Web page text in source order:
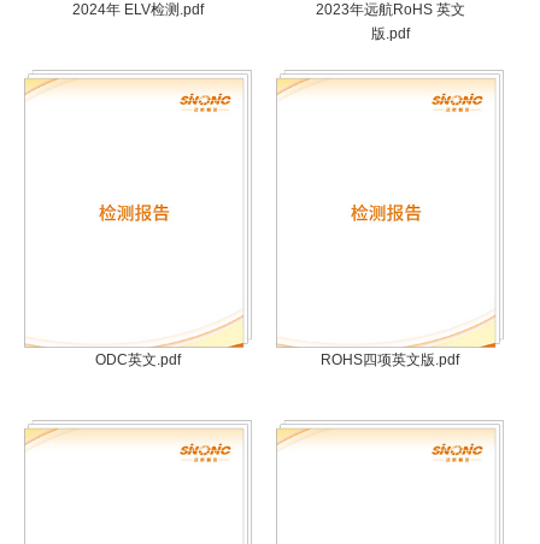
2024年 ELV检测.pdf
2023年远航RoHS 英文
版.pdf
ODC英文.pdf ROHS四项英文版.pdf